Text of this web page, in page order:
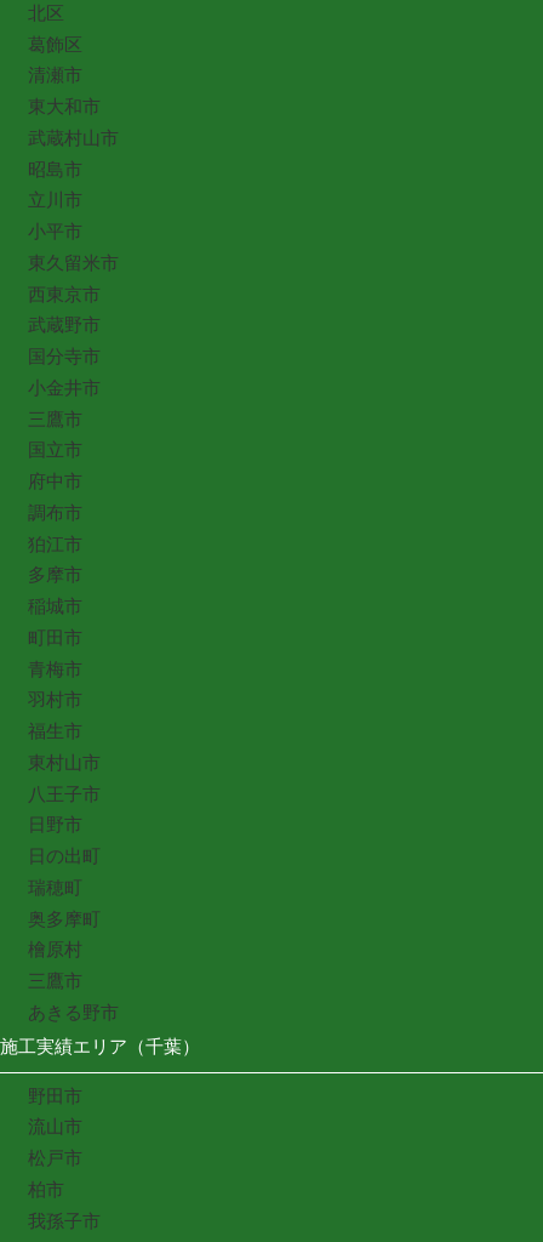
北区
葛飾区
清瀬市
東大和市
武蔵村山市
昭島市
立川市
小平市
東久留米市
西東京市
武蔵野市
国分寺市
小金井市
三鷹市
国立市
府中市
調布市
狛江市
多摩市
稲城市
町田市
青梅市
羽村市
福生市
東村山市
八王子市
日野市
日の出町
瑞穂町
奥多摩町
檜原村
三鷹市
あきる野市
施工実績エリア（千葉）
野田市
流山市
松戸市
柏市
我孫子市